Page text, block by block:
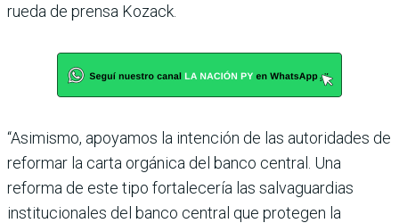
rueda de prensa Kozack.
“Asimismo, apoyamos la intención de las autoridades de
reformar la carta orgánica del banco central. Una
reforma de este tipo fortalecería las salvaguardias
institucionales del banco central que protegen la